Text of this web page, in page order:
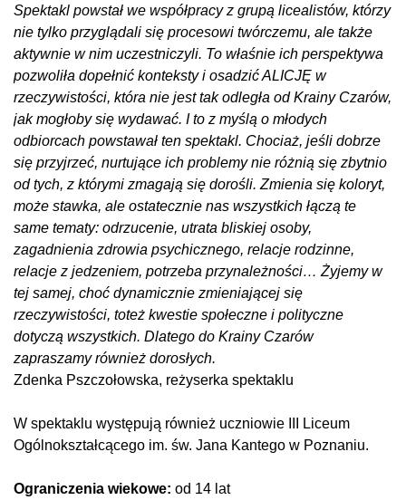
Spektakl powstał we współpracy z grupą licealistów, którzy
nie tylko przyglądali się procesowi twórczemu, ale także
aktywnie w nim uczestniczyli. To właśnie ich perspektywa
pozwoliła dopełnić konteksty i osadzić ALICJĘ w
rzeczywistości, która nie jest tak odległa od Krainy Czarów,
jak mogłoby się wydawać. I to z myślą o młodych
odbiorcach powstawał ten spektakl. Chociaż, jeśli dobrze
się przyjrzeć, nurtujące ich problemy nie różnią się zbytnio
od tych, z którymi zmagają się dorośli. Zmienia się koloryt,
może stawka, ale ostatecznie nas wszystkich łączą te
same tematy: odrzucenie, utrata bliskiej osoby,
zagadnienia zdrowia psychicznego, relacje rodzinne,
relacje z jedzeniem, potrzeba przynależności… Żyjemy w
tej samej, choć dynamicznie zmieniającej się
rzeczywistości, toteż kwestie społeczne i polityczne
dotyczą wszystkich. Dlatego do Krainy Czarów
zapraszamy również dorosłych.
Zdenka Pszczołowska, reżyserka spektaklu
W spektaklu występują również uczniowie III Liceum
Ogólnokształcącego im. św. Jana Kantego w Poznaniu.
Ograniczenia wiekowe: od 14 lat